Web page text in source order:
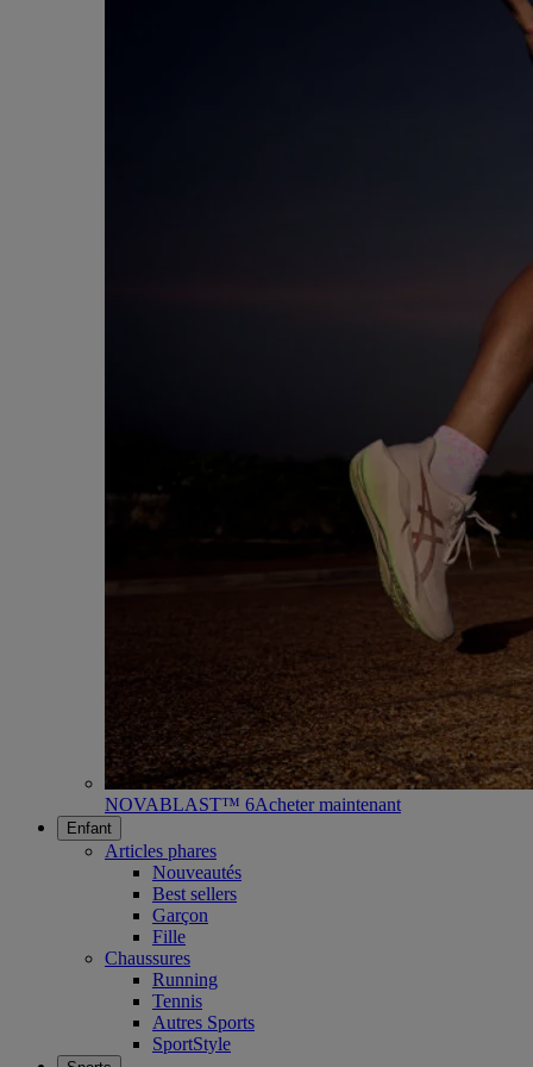
NOVABLAST™ 6Acheter maintenant
Enfant
Articles phares
Nouveautés
Best sellers
Garçon
Fille
Chaussures
Running
Tennis
Autres Sports
SportStyle